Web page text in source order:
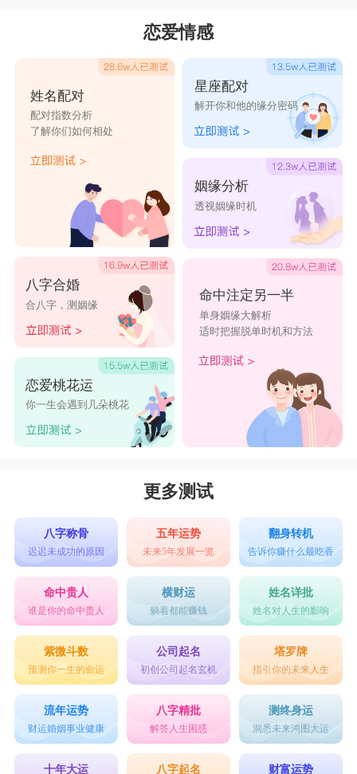
恋爱情感
姓名配对
配对指数分析
了解你们如何相处
八字合婚
合八字，测姻缘
恋爱桃花运
你一生会遇到几朵桃花
星座配对
解开你和他的缘分密码
姻缘分析
透视姻缘时机
命中注定另一半
单身姻缘大解析
适时把握脱单时机和方法
更多测试
八字称骨
迟迟未成功的原因
五年运势
未来5年发展一览
翻身转机
告诉你赚什么最吃香
命中贵人
谁是你的命中贵人
横财运
躺着都能赚钱
姓名详批
姓名对人生的影响
紫微斗数
预测你一生的命运
公司起名
初创公司起名玄机
塔罗牌
指引你的未来人生
流年运势
财运婚姻事业健康
八字精批
解答人生困惑
测终身运
洞悉未来鸿图大运
十年大运 八字起名 财富运势